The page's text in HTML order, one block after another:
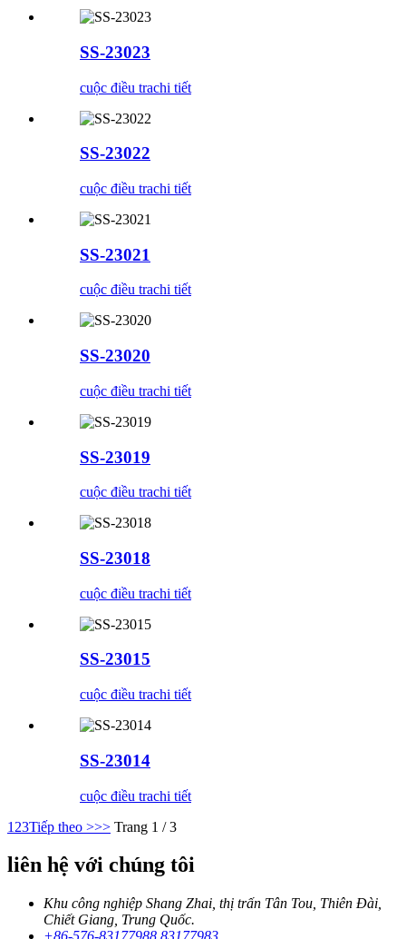
SS-23023
cuộc điều trachi tiết
SS-23022
cuộc điều trachi tiết
SS-23021
cuộc điều trachi tiết
SS-23020
cuộc điều trachi tiết
SS-23019
cuộc điều trachi tiết
SS-23018
cuộc điều trachi tiết
SS-23015
cuộc điều trachi tiết
SS-23014
cuộc điều trachi tiết
1 23Tiếp theo >>> Trang 1 / 3
liên hệ với chúng tôi
Khu công nghiệp Shang Zhai, thị trấn Tân Tou, Thiên Đài,
Chiết Giang, Trung Quốc.